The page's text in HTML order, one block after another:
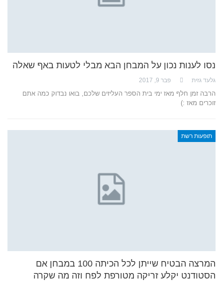
נסו לענות נכון על המבחן הבא מבלי לטעות באף שאלה
גלעד גזית פבר 9, 2017
הרבה זמן חלף מאז ימי בית הספר העליזים שלכם, בואו נבדוק כמה אתם
זוכרים מאז :)
תופעות רשת
המרצה הבטיח שייתן לכל הכיתה 100 במבחן אם
הסטודנט יקלע זריקה מטורפת לפח וזה מה שקרה